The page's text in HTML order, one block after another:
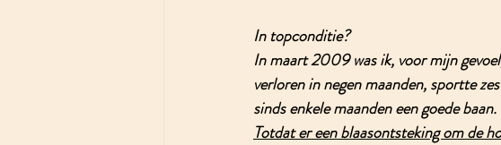
In topconditie?
In maart 2009 was ik, voor mijn
verloren in negen maanden, sportte
sinds enkele maanden een goede
Totdat er een blaasontsteking om de